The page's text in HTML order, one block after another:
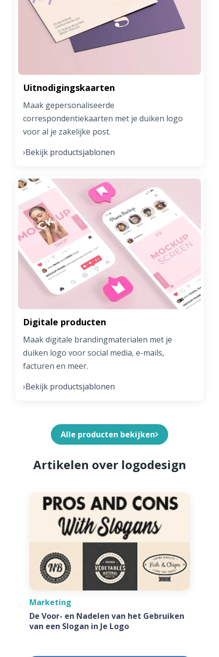
Uitnodigingskaarten
Maak gepersonaliseerde
correspondentiekaarten met je duiken logo
voor al je zakelijke post.
›Bekijk productsjablonen
Digitale producten
Maak digitale brandingmaterialen met je
duiken logo voor social media, e-mails,
facturen en meer.
›Bekijk productsjablonen
Alle producten bekijken
Artikelen over logodesign
Marketing
De Voor- en Nadelen van het Gebruiken
van een Slogan in Je Logo